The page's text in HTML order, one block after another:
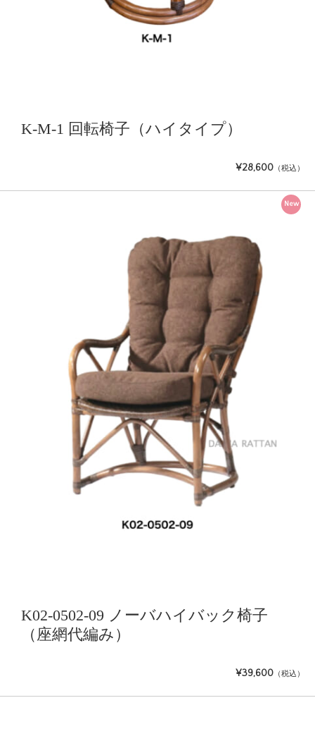
K-M-1 回転椅子（ハイタイプ）
¥28,600 （税込）
New
K02-0502-09 ノーバハイバック椅子
（座網代編み）
¥39,600 （税込）